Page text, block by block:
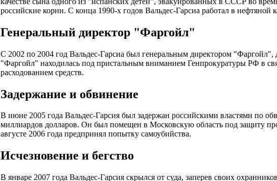
российские корни. С конца 1990-х годов Вальдес-Гарсиа работал в
Генеральный директор "Фаргойл"
С 2002 по 2004 год Вальдес-Гарсиа был генеральным директором
"Фаргойл" находилась под пристальным вниманием Генпрокуратуры РФ в
расходованием средств.
Задержание и обвинение
В июне 2005 года Вальдес-Гарсия был задержан российскими властями по
миллиардов долларов. Он был помещен в Московскую область под защиту
августе 2006 года предпринял попытку самоубийства.
Исчезновение и бегство
В январе 2007 года Вальдес-Гарсия скрылся от суда, заперев своих